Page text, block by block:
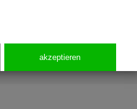
akzeptieren